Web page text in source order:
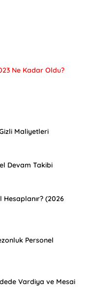
Ne Kadar Oldu?
Maliyetleri
Devam Takibi
Hesaplanır? (2026
Personel
Vardiya ve Mesai